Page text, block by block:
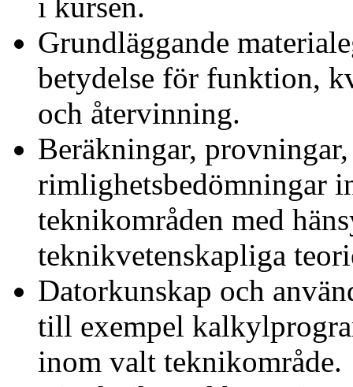
Grundläggande
betydelse för funktion,
och återvinning.
Beräkningar,
rimlighetsbedömningar
teknikområden med
teknikvetenskapliga
Datorkunskap och
till exempel
inom valt teknikområde.